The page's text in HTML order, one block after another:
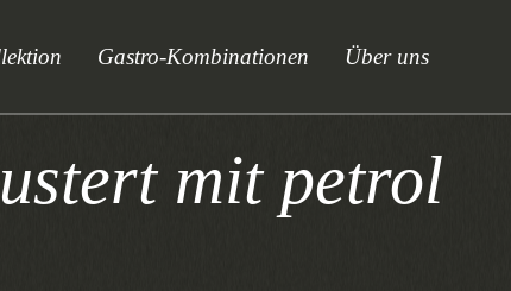
Gastro-Kombinationen Über uns
mit petrol